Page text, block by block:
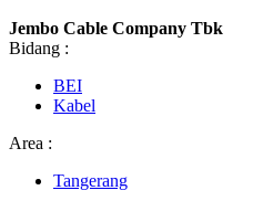
Jembo Cable Company Tbk
Bidang :
BEI
Kabel
Area :
Tangerang